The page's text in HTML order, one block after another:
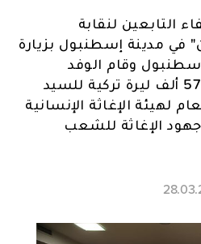
التابعين لنقابة
في مدينة إسطنبول بزيارة
وقام الوفد
بتسليم تبرعات قدرها 57 ألف ليرة تركية للسيد
لهيئة الإغاثة الإنسانية
الإغاثة للشعب